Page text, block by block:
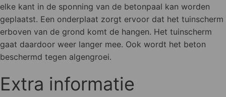
elke kant in de sponning van de betonpaal kan worden
geplaatst. Een onderplaat zorgt ervoor dat het tuinscherm
erboven van de grond komt de hangen. Het tuinscherm
gaat daardoor weer langer mee. Ook wordt het beton
beschermd tegen algengroei.
Extra informatie